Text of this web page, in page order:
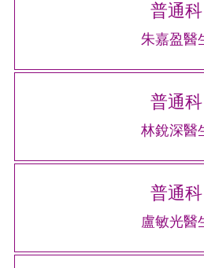
普通科
朱嘉盈醫
普通科
林銳深醫
普通科
盧敏光醫